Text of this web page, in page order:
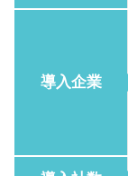
導入企業